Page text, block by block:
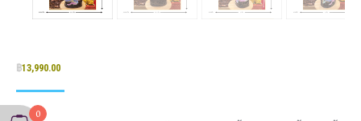
฿13,990.00
0